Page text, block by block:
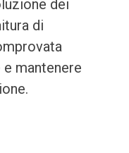
dei
di
mantenere